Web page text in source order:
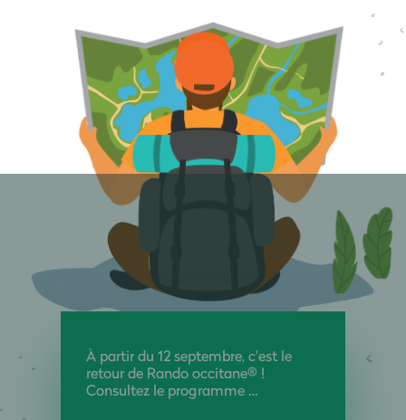
À partir du 12 septembre, c'est le
retour de Rando occitane® !
Consultez le programme …